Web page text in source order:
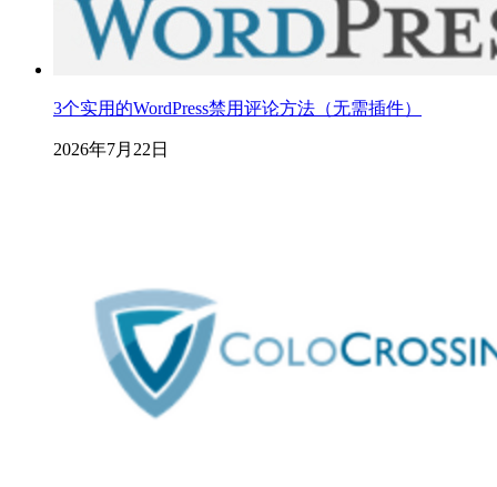
3个实用的WordPress禁用评论方法（无需插件）
2026年7月22日